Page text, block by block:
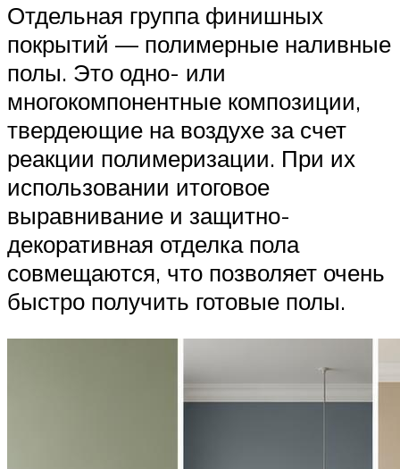
Отдельная группа финишных
покрытий — полимерные наливные
полы. Это одно- или
многокомпонентные композиции,
твердеющие на воздухе за счет
реакции полимеризации. При их
использовании итоговое
выравнивание и защитно-
декоративная отделка пола
совмещаются, что позволяет очень
быстро получить готовые полы.